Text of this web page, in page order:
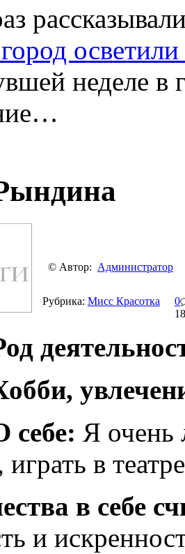
неделе в
© Автор: Администратор
Рубрика: Мисс Красотка
0
себе: Я очень
в
в себе
и